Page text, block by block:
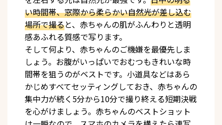
い時間帯、窓際から柔らかい自然光が差し込む
場所で撮ると、赤ちゃんの肌がふんわりと透明
感あふれる質感で写ります。
そして何より、赤ちゃんのご機嫌を最優先しま
しょう。お腹がいっぱいでおむつもきれいな時
間帯を狙うのがベストです。小道具などはあら
かじめすべてセッティングしておき、赤ちゃんの
集中力が続く5分から10分で撮り終える短期決戦
を心がけましょう。赤ちゃんのベストショット